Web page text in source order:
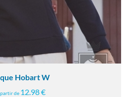
Hobart W
de 12.98 €